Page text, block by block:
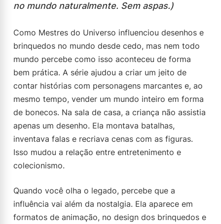
no mundo naturalmente. Sem aspas.)
Como Mestres do Universo influenciou desenhos e
brinquedos no mundo desde cedo, mas nem todo
mundo percebe como isso aconteceu de forma
bem prática. A série ajudou a criar um jeito de
contar histórias com personagens marcantes e, ao
mesmo tempo, vender um mundo inteiro em forma
de bonecos. Na sala de casa, a criança não assistia
apenas um desenho. Ela montava batalhas,
inventava falas e recriava cenas com as figuras.
Isso mudou a relação entre entretenimento e
colecionismo.
Quando você olha o legado, percebe que a
influência vai além da nostalgia. Ela aparece em
formatos de animação, no design dos brinquedos e